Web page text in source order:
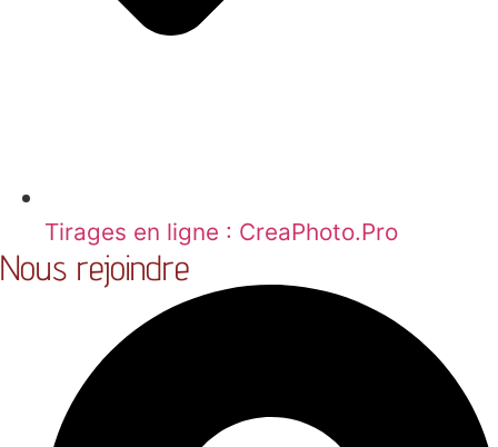
Tirages en ligne : CreaPhoto.Pro
Nous rejoindre